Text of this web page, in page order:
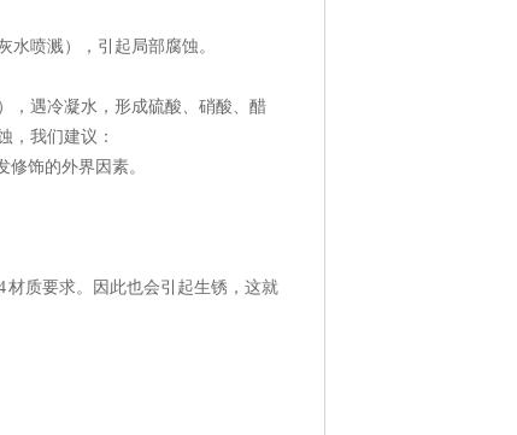
喷溅），引起局部腐蚀。
，遇冷凝水，形成硫酸、硝酸、醋
，我们建议：
饰的外界因素。
材质要求。因此也会引起生锈，这就